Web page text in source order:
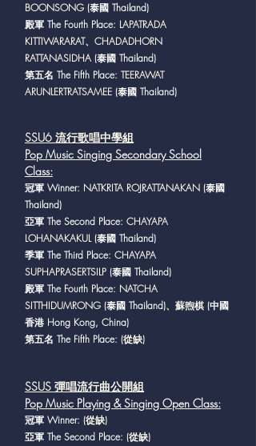
BOONSONG (泰國 Thailand)
殿軍 The Fourth Place: LAPATRADA
KITTIWARARAT、CHADADHORN
RATTANASIDHA (泰國 Thailand)
第五名 The Fifth Place: TEERAWAT
ARUNLERTRATSAMEE (泰國 Thailand)
SSU6 流行歌唱中學組
Pop Music Singing Secondary School
Class:
冠軍 Winner: NATKRITA ROJRATTANAKAN (泰國
Thailand)
亞軍 The Second Place: CHAYAPA
LOHANAKAKUL(泰國 Thailand)
季軍 The Third Place: CHAYAPA
SUPHAPRASERTSILP (泰國 Thailand)
殿軍 The Fourth Place: NATCHA
SITTHIDUMRONG (泰國 Thailand)、蘇煦棋 (中國
香港 Hong Kong, China)
第五名 The Fifth Place: (從缺)
SSUS 彈唱流行曲公開組
Pop Music Playing & Singing Open Class:
冠軍 Winner: (從缺)
亞軍 The Second Place: (從缺)